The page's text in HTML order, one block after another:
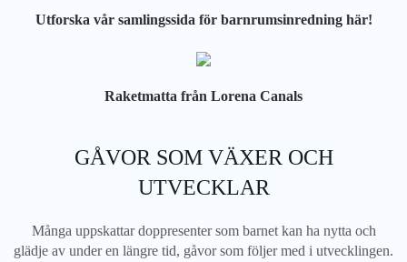
Utforska vår samlingssida för barnrumsinredning här!
Raketmatta från Lorena Canals
GÅVOR SOM VÄXER OCH
UTVECKLAR
Många uppskattar doppresenter som barnet kan ha nytta och
glädje av under en längre tid, gåvor som följer med i utvecklingen.